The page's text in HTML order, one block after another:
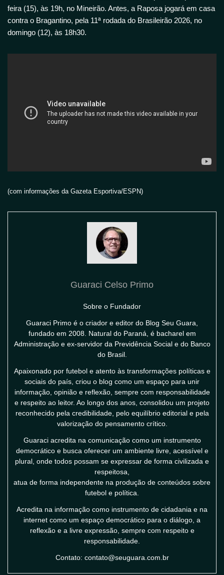
feira (15), às 19h, no Mineirão. Antes, a Raposa jogará em casa
contra o Bragantino, pela 11ª rodada do Brasileirão 2026, no
domingo (12), às 18h30.
(com informações da Gazeta Esportiva/ESPN)
Guaraci Celso Primo
Sobre o Fundador
Guaraci Primo é o criador e editor do Blog Seu Guara,
fundado em 2008. Natural do Paraná, é bacharel em
Administração e ex-servidor da Previdência Social e do Banco
do Brasil.
Apaixonado por futebol e atento às transformações políticas e
sociais do país, criou o blog como um espaço para unir
informação, opinião e reflexão, sempre com responsabilidade
e respeito ao leitor. Ao longo dos anos, consolidou um projeto
reconhecido pela credibilidade, pelo equilíbrio editorial e pela
valorização do pensamento crítico.
Guaraci acredita na comunicação como um instrumento
democrático e busca oferecer um ambiente livre, acessível e
plural, onde todos possam se expressar de forma civilizada e
respeitosa,
atua de forma independente na produção de conteúdos sobre
futebol e política.
Acredita na informação como instrumento de cidadania e na
internet como um espaço democrático para o diálogo, a
reflexão e a livre expressão, sempre com respeito e
responsabilidade.
Contato: contato@seuguara.com.br